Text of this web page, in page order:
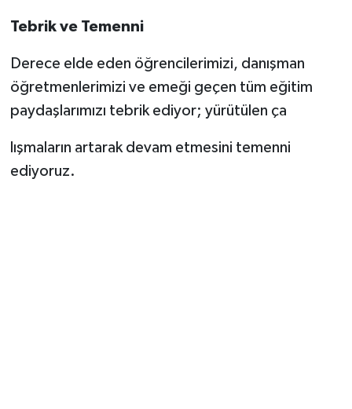
Tebrik ve Temenni
Derece elde eden öğrencilerimizi, danışman
öğretmenlerimizi ve emeği geçen tüm eğitim
paydaşlarımızı tebrik ediyor; yürütülen ça
lışmaların artarak devam etmesini temenni
ediyoruz.